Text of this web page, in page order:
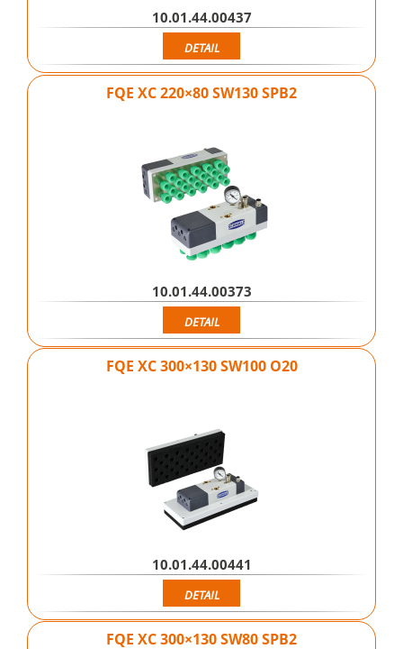
10.01.44.00437
DETAIL
FQE XC 220×80 SW130 SPB2
10.01.44.00373
DETAIL
FQE XC 300×130 SW100 O20
10.01.44.00441
DETAIL
FQE XC 300×130 SW80 SPB2